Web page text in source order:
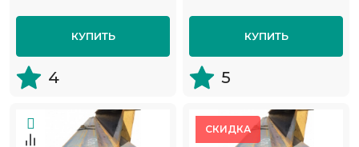
КУПИТЬ
4
КУПИТЬ
5
СКИДКА